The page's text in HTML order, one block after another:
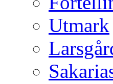
Utmark